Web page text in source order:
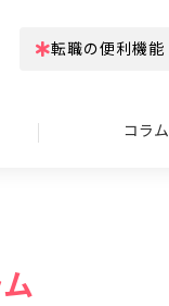
転職の便利機能
コラム